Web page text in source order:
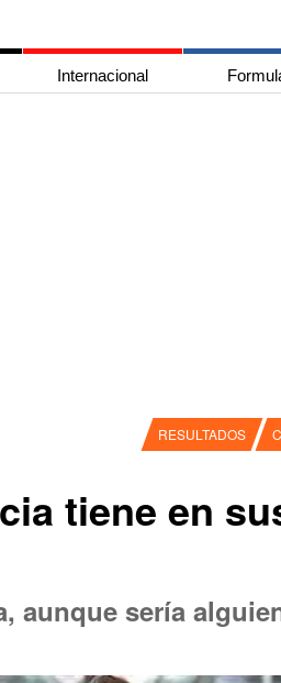
Internacional
RESULTADOS
tiene en
aunque sería